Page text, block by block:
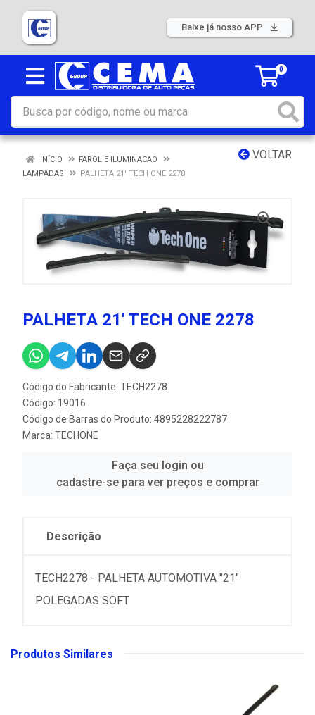
Baixe já nosso APP
0
VOLTAR
INÍCIO
FAROL E ILUMINACAO
LAMPADAS
PALHETA 21' TECH ONE 2278
PALHETA 21' TECH ONE 2278
Código do Fabricante: TECH2278
Código: 19016
Código de Barras do Produto: 4895228222787
Marca: TECHONE
Faça seu login ou
cadastre-se para ver preços e comprar
Descrição
TECH2278 - PALHETA AUTOMOTIVA "21"
POLEGADAS SOFT
Produtos Similares